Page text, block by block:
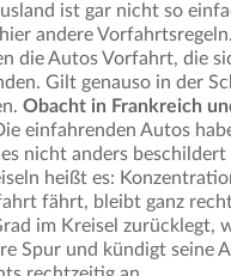
ist gar nicht so
andere
die Autos Vorfahrt, die
Gilt genauso in der
Obacht in Frankreich
einfahrenden Autos
nicht anders beschildert
heißt es:
fährt, bleibt ganz
im Kreisel zurücklegt,
Spur und kündigt seine